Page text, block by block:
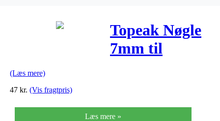
Topeak Nøgle
7mm til
bremse
(Læs mere)
47 kr. (Vis fragtpris)
Læs mere »